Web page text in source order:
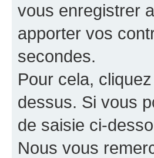
vous enregistrer
apporter vos
secondes.
Pour cela,
dessus. Si vous
de saisie ci-
Nous vous